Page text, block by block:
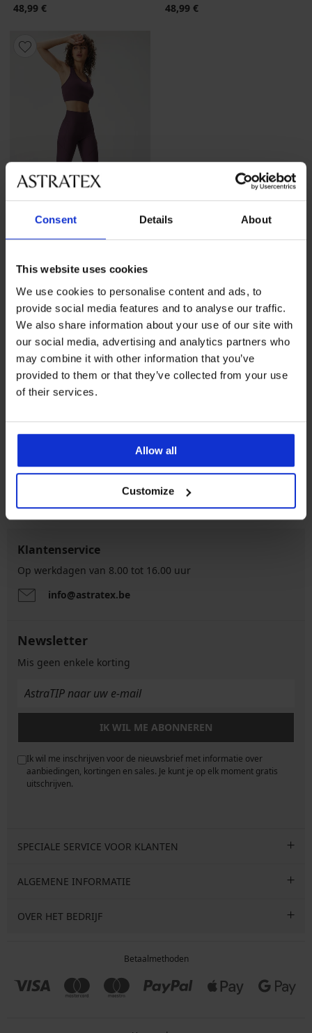
Consent Details About
This website uses cookies
We use cookies to personalise content and ads, to
provide social media features and to analyse our traffic.
We also share information about your use of our site with
our social media, advertising and analytics partners who
may combine it with other information that you’ve
provided to them or that they’ve collected from your use
of their services.
Allow all
Customize
48,99 €
48,99 €
Sport legging ONLY Play
Jana
48,99 €
Slimme maattabel
Klantenservice
Op werkdagen van 8.00 tot 16.00 uur
info@astratex.be
Newsletter
Mis geen enkele korting
IK WIL ME ABONNEREN
Ik wil me inschrijven voor de nieuwsbrief met informatie over
aanbiedingen, kortingen en sales. Je kunt je op elk moment gratis
uitschrijven.
SPECIALE SERVICE VOOR KLANTEN
ALGEMENE INFORMATIE
OVER HET BEDRIJF
Betaalmethoden